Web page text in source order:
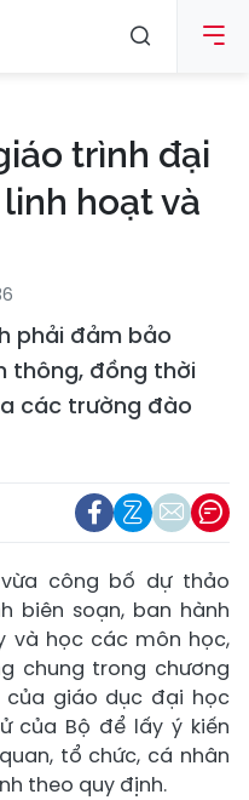
trình đại
hoạt và
phải đảm bảo
thông, đồng thời
các trường đào
công bố dự thảo
biên soạn, ban hành
và học các môn học,
chung trong chương
giáo dục đại học
của Bộ để lấy ý kiến
tổ chức, cá nhân
theo quy định.